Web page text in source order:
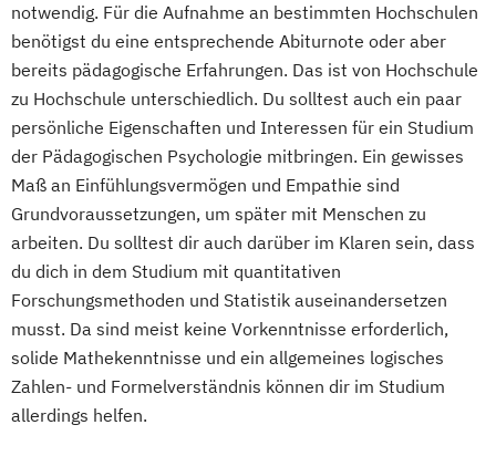
notwendig. Für die Aufnahme an bestimmten Hochschulen
benötigst du eine entsprechende Abiturnote oder aber
bereits pädagogische Erfahrungen. Das ist von Hochschule
zu Hochschule unterschiedlich. Du solltest auch ein paar
persönliche Eigenschaften und Interessen für ein Studium
der Pädagogischen Psychologie mitbringen. Ein gewisses
Maß an Einfühlungsvermögen und Empathie sind
Grundvoraussetzungen, um später mit Menschen zu
arbeiten. Du solltest dir auch darüber im Klaren sein, dass
du dich in dem Studium mit quantitativen
Forschungsmethoden und Statistik auseinandersetzen
musst. Da sind meist keine Vorkenntnisse erforderlich,
solide Mathekenntnisse und ein allgemeines logisches
Zahlen- und Formelverständnis können dir im Studium
allerdings helfen.